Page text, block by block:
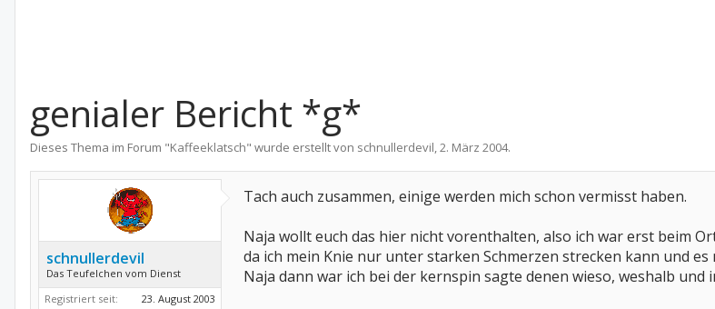
genialer Bericht *g*
Dieses Thema im Forum "Kaffeeklatsch" wurde erstellt von schnullerdevil,2. März 2004.
schnullerdevil
Das Teufelchen vom Dienst
Registriert seit:
23. August 2003
Tach auch zusammen, einige werden mich schon vermisst haben.
Naja wollt euch das hier nicht vorenthalten, also ich war erst beim
da ich mein Knie nur unter starken Schmerzen strecken kann und es
Naja dann war ich bei der kernspin sagte denen wieso, weshalb und